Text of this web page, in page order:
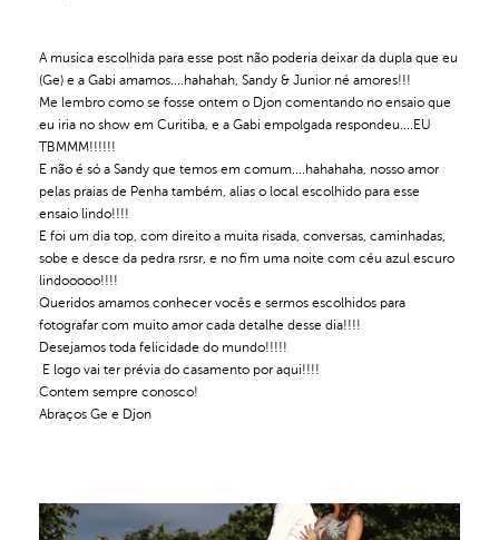
A musica escolhida para esse post não poderia deixar da dupla que eu
(Ge) e a Gabi amamos....hahahah, Sandy & Junior né amores!!!
Me lembro como se fosse ontem o Djon comentando no ensaio que
eu iria no show em Curitiba, e a Gabi empolgada respondeu....EU
TBMMM!!!!!!
E não é só a Sandy que temos em comum....hahahaha, nosso amor
pelas praias de Penha também, alias o local escolhido para esse
ensaio lindo!!!!
E foi um dia top, com direito a muita risada, conversas, caminhadas,
sobe e desce da pedra rsrsr, e no fim uma noite com céu azul escuro
lindooooo!!!!
Queridos amamos conhecer vocês e sermos escolhidos para
fotografar com muito amor cada detalhe desse dia!!!!
Desejamos toda felicidade do mundo!!!!!
E logo vai ter prévia do casamento por aqui!!!!
Contem sempre conosco!
Abraços Ge e Djon